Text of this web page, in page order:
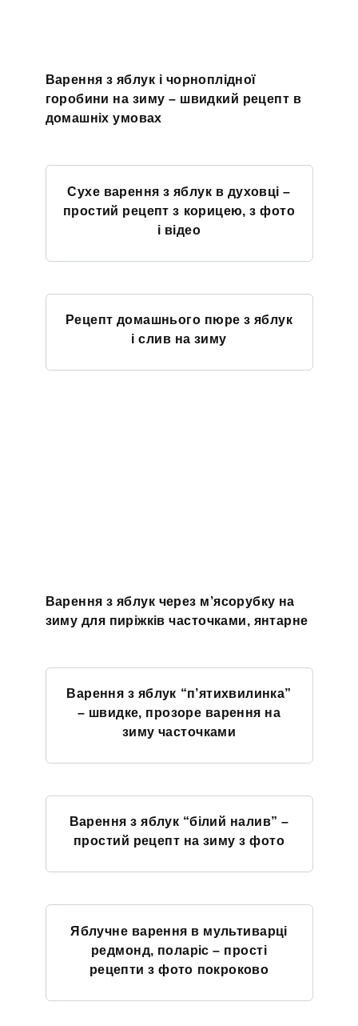
Варення з яблук і чорноплідної
горобини на зиму – швидкий рецепт в
домашніх умовах
Сухе варення з яблук в духовці –
простий рецепт з корицею, з фото
і відео
Рецепт домашнього пюре з яблук
і слив на зиму
Варення з яблук через м’ясорубку на
зиму для пиріжків часточками, янтарне
Варення з яблук “п’ятихвилинка”
– швидке, прозоре варення на
зиму часточками
Варення з яблук “білий налив” –
простий рецепт на зиму з фото
Яблучне варення в мультиварці
редмонд, поларіс – прості
рецепти з фото покроково